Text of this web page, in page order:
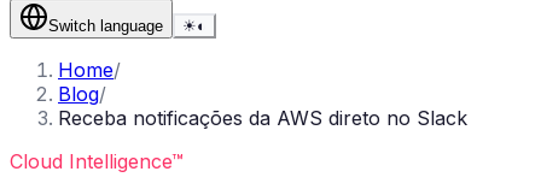
Switch language ☀◐
Home/
Blog/
Receba notificações da AWS direto no Slack
Cloud Intelligence™